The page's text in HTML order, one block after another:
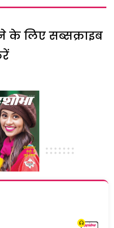
लिए सब्सक्राइब